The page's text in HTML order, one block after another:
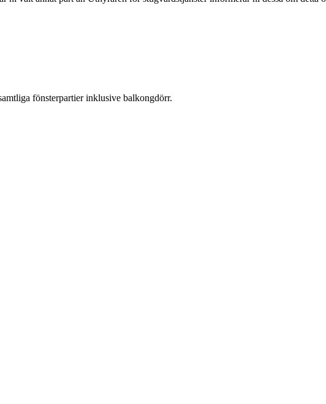
fönsterpartier inklusive balkongdörr.